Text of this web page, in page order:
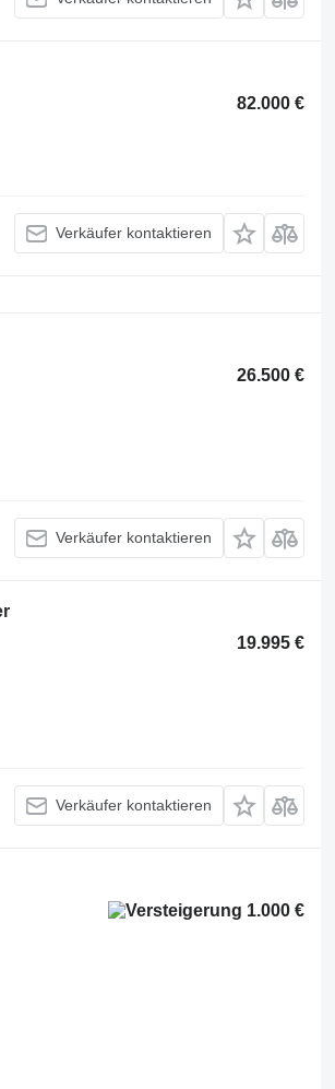
82.000 €
Verkäufer kontaktieren
26.500 €
Verkäufer kontaktieren
19.995 €
Verkäufer kontaktieren
1.000 €